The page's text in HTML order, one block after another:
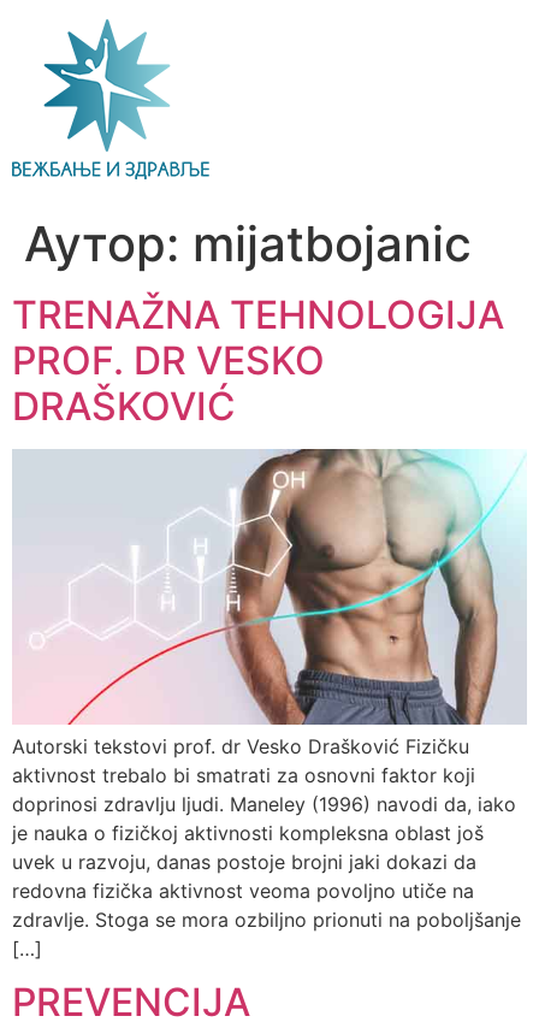
Аутор: mijatbojanic
TRENAŽNA TEHNOLOGIJA
PROF. DR VESKO
DRAŠKOVIĆ
Autorski tekstovi prof. dr Vesko Drašković Fizičku
aktivnost trebalo bi smatrati za osnovni faktor koji
doprinosi zdravlju ljudi. Maneley (1996) navodi da, iako
je nauka o fizičkoj aktivnosti kompleksna oblast još
uvek u razvoju, danas postoje brojni jaki dokazi da
redovna fizička aktivnost veoma povoljno utiče na
zdravlje. Stoga se mora ozbiljno prionuti na poboljšanje
[…]
PREVENCIJA